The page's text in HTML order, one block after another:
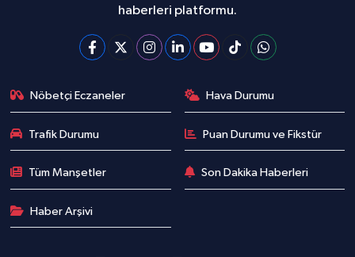
haberleri platformu.
Nöbetçi Eczaneler Hava Durumu
Trafik Durumu Puan Durumu ve Fikstür
Tüm Manşetler Son Dakika Haberleri
Haber Arşivi